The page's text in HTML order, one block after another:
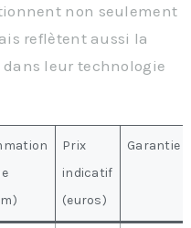
non seulement
reflètent aussi la
leur technologie
Prix
indicatif
(euros)
Garantie